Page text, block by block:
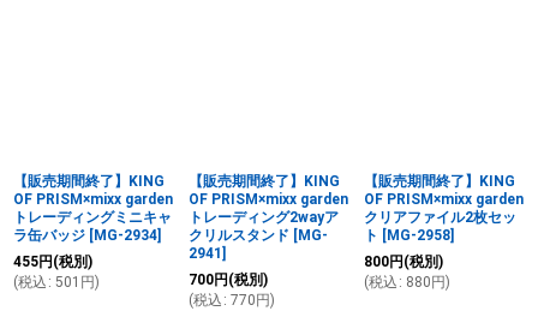
【販売期間終了】KING
OF PRISM×mixx garden
トレーディングミニキャ
ラ缶バッジ [MG-2934]
455円 (税別)
(税込 : 501 円)
【販売期間終了】KING
OF PRISM×mixx garden
トレーディング2wayア
クリルスタンド [MG-
2941 ]
700円 (税別)
(税込 : 770 円)
【販売期間終了】KING
OF PRISM×mixx garden
クリアファイル2枚セッ
ト [MG-2958]
800円 (税別)
(税込 : 880 円)